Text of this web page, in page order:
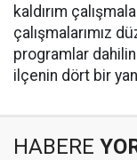
kaldırım
çalışmalarımız
programlar
ilçenin dört bir
HABERE